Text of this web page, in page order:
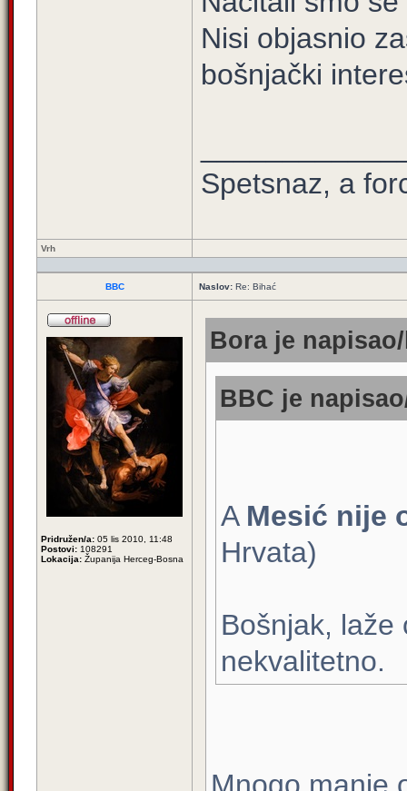
Nisi objasnio
bošnjački
Spetsnaz, a
Vrh
BBC Naslov: Re: Bihać
Pridružen/a: 05 lis 2010, 11:48
Postovi: 108291
Lokacija: Županija Herceg-Bosna
Bora je
BBC je
A Mesić nije
Hrvata)
Bošnjak, laže
nekvalitetno.